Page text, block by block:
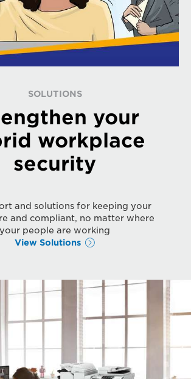
SOLUTIONS
your
workplace
security
and solutions for keeping your
and compliant, no matter where
your people are working
View Solutions